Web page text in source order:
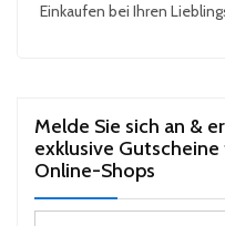
Einkaufen bei Ihren
Melde Sie sich an &
exklusive
Online-Shops​